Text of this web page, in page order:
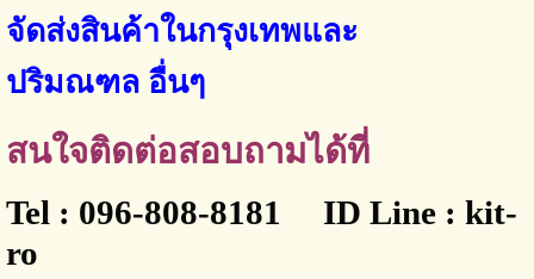
จัดส่งสินค้าในกรุงเทพและ
ปริมณฑล อื่นๆ
สนใจติดต่อสอบถามได้ที่
Tel : 096-808-8181 ID Line : kit-
ro